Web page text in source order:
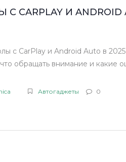
CARPLAY И
с CarPlay и Android Auto в
обращать внимание и какие
Автогаджеты 0